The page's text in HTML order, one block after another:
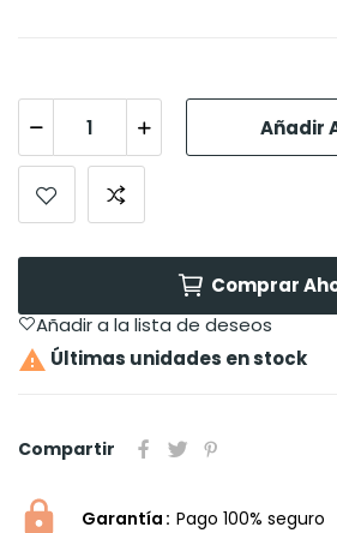
Añadir
Comprar
Añadir a la lista de deseos
 Últimas unidades en stock
Compartir
Garantía Pago 100% seguro